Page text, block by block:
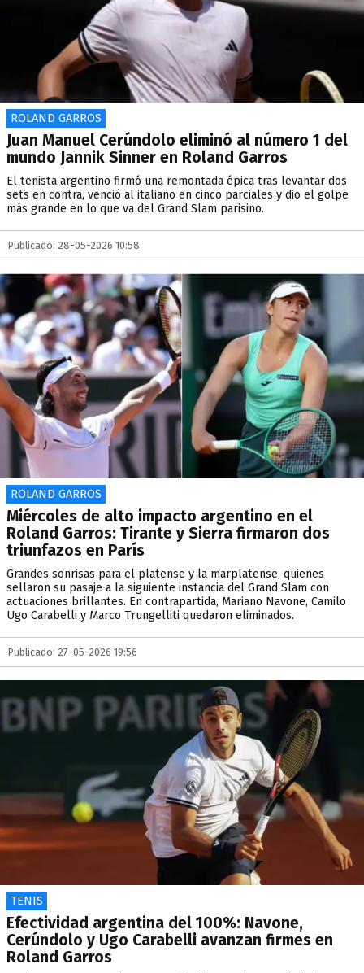
ROLAND GARROS
Juan Manuel Cerúndolo eliminó al número 1 del
mundo Jannik Sinner en Roland Garros
El tenista argentino firmó una remontada épica tras levantar dos
sets en contra, venció al italiano en cinco parciales y dio el golpe
más grande en lo que va del Grand Slam parisino.
Publicado: 28-05-2026 10:58
ROLAND GARROS
Miércoles de alto impacto argentino en el
Roland Garros: Tirante y Sierra firmaron dos
triunfazos en París
Grandes sonrisas para el platense y la marplatense, quienes
sellaron su pasaje a la siguiente instancia del Grand Slam con
actuaciones brillantes. En contrapartida, Mariano Navone, Camilo
Ugo Carabelli y Marco Trungelliti quedaron eliminados.
Publicado: 27-05-2026 19:56
TENIS
Efectividad argentina del 100%: Navone,
Cerúndolo y Ugo Carabelli avanzan firmes en
Roland Garros